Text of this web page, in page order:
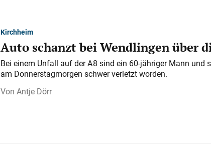
Kirchheim
Auto schanzt bei Wendlingen über
Bei einem Unfall auf der A 8 sind ein 60-jähriger Mann und
am Donnerstagmorgen schwer verletzt worden.
Antje Dörr